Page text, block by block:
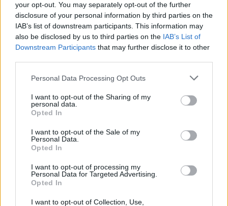
your opt-out. You may separately opt-out of the further
disclosure of your personal information by third parties on the
IAB’s list of downstream participants. This information may
also be disclosed by us to third parties on the IAB’s List of
Downstream Participants that may further disclose it to other
Please note that this website/app uses one or more Google
not limited to your visit or usage behaviour. You may click to
grant or deny consent to Google and its third-party tags to
use your data for below specified purposes in below Google
consent section.
Personal Data Processing Opt Outs
I want to opt-out of the Sharing of my
personal data.
Opted In
I want to opt-out of the Sale of my
Personal Data.
Opted In
I want to opt-out of processing my
Personal Data for Targeted Advertising.
Opted In
I want to opt-out of Collection, Use,
Manchesteri Nemzetközi Fesztiválon: